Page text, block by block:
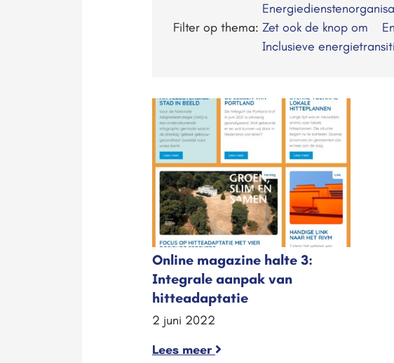
Filter op thema: Zet ook de knop om
Inclusieve
Online magazine halte 3:
Integrale aanpak van
hitteadaptatie
2 juni 2022
Lees meer